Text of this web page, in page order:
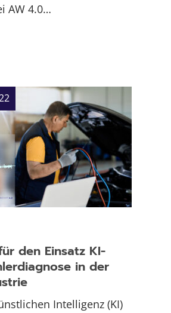
AW 4.0…
den Einsatz KI-
in der
Intelligenz (KI)